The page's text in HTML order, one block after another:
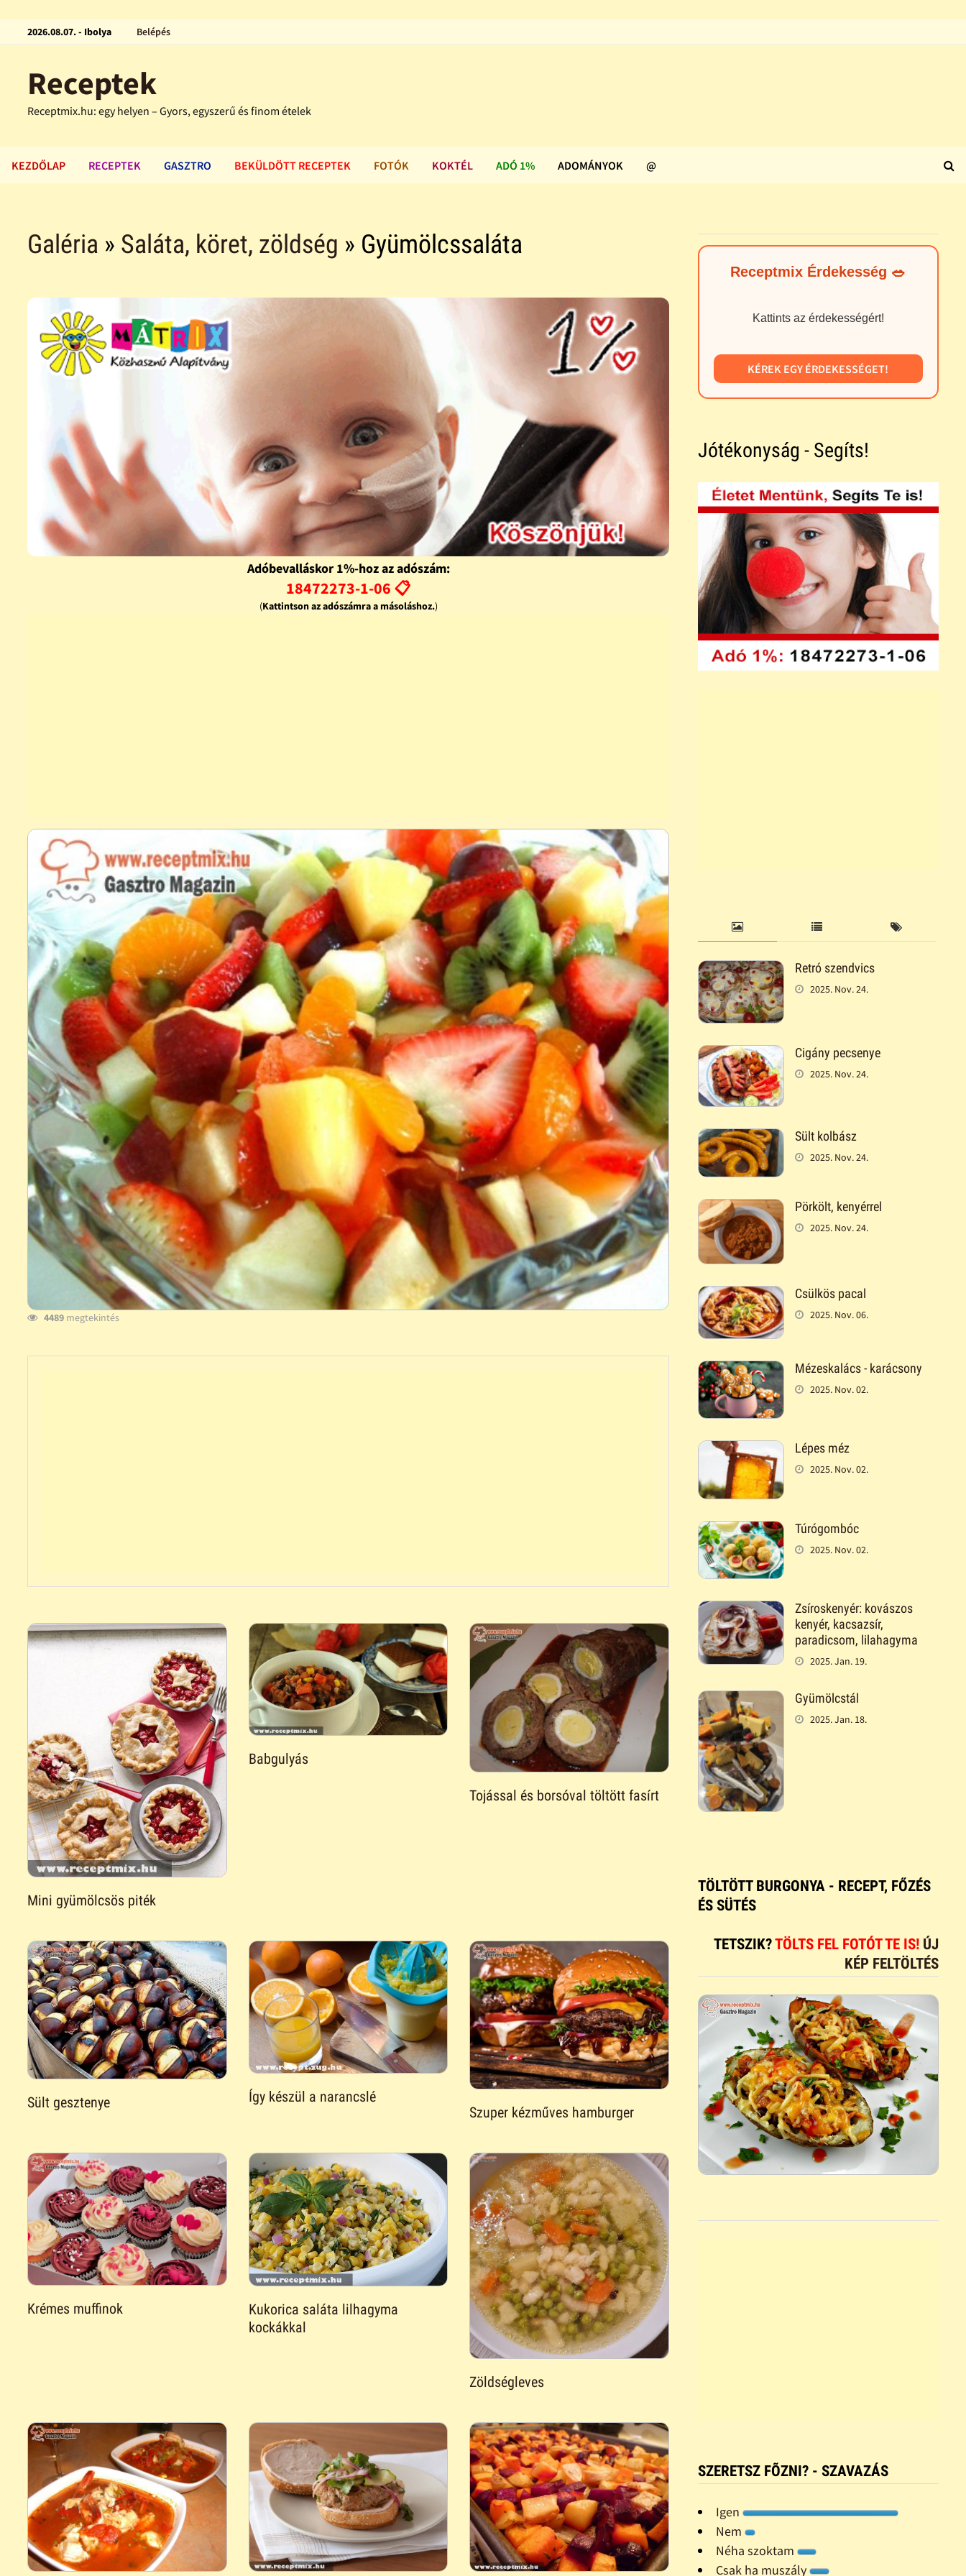
2026.08.07. - Ibolya Belépés
Receptek
Receptmix.hu: egy helyen – Gyors, egyszerű és finom ételek
KEZDŐLAP RECEPTEK GASZTRO BEKÜLDÖTT RECEPTEK FOTÓK KOKTÉL ADÓ 1% ADOMÁNYOK @
Galéria » Saláta, köret, zöldség » Gyümölcssaláta
Adóbevalláskor 1%-hoz az adószám:
18472273-1-06 📋
(Kattintson az adószámra a másoláshoz.)
4489 megtekintés
Mini gyümölcsös piték
Babgulyás
Tojással és borsóval töltött fasírt
Sült gesztenye
Így készül a narancslé
Szuper kézműves hamburger
Krémes muffinok
Kukorica saláta lilhagyma
kockákkal
Zöldségleves
Receptmix Érdekesség 🥗
Kattints az érdekességért!
KÉREK EGY ÉRDEKESSÉGET!
Jótékonyság - Segíts!
Retró szendvics
2025. Nov. 24.
Cigány pecsenye
2025. Nov. 24.
Sült kolbász
2025. Nov. 24.
Pörkölt, kenyérrel
2025. Nov. 24.
Csülkös pacal
2025. Nov. 06.
Mézeskalács - karácsony
2025. Nov. 02.
Lépes méz
2025. Nov. 02.
Túrógombóc
2025. Nov. 02.
Zsíroskenyér: kovászos
kenyér, kacsazsír,
paradicsom, lilahagyma
2025. Jan. 19.
Gyümölcstál
2025. Jan. 18.
TÖLTÖTT BURGONYA - RECEPT, FŐZÉS
ÉS SÜTÉS
TETSZIK?TÖLTS FEL FOTÓT TE IS! ÚJ
KÉP FELTÖLTÉS
SZERETSZ FÕZNI? - SZAVAZÁS
Igen
Nem
Néha szoktam
Csak ha muszály